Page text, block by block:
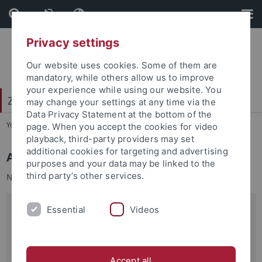
Skip
to
content
Skip
to
footer
Zentrum für Islamische Theologie (ZITh)
You are here: Startseite ... Stellenausschreibungen
Aktuelles
No news available.
Interne Stellenangebote
Um die internen Stellenangebote des Zentrums für
Privacy settings
Our website uses cookies. Some of them are
mandatory, while others allow us to improve
your experience while using our website. You
may change your settings at any time via the
Data Privacy Statement at the bottom of the
page. When you accept the cookies for video
playback, third-party providers may set
additional cookies for targeting and advertising
purposes and your data may be linked to the
third party’s other services.
Essential Videos